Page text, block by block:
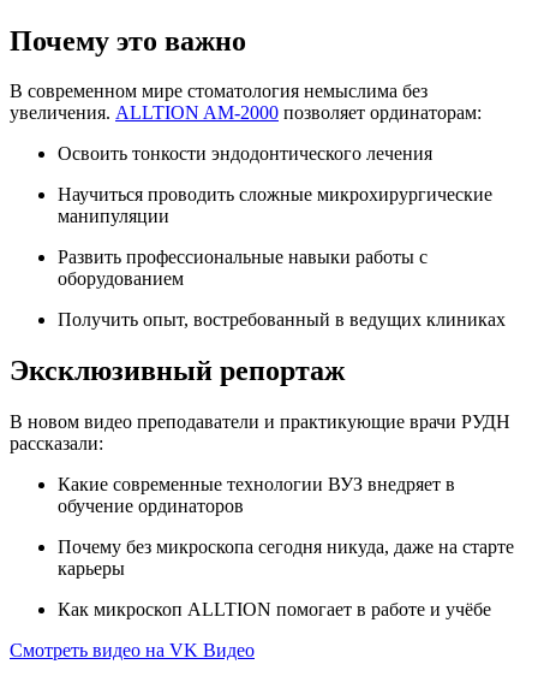
Почему это важно
В современном мире стоматология немыслима без
увеличения. ALLTION AM-2000 позволяет ординаторам:
Освоить тонкости эндодонтического лечения
Научиться проводить сложные микрохирургические
манипуляции
Развить профессиональные навыки работы с
оборудованием
Получить опыт, востребованный в ведущих клиниках
Эксклюзивный репортаж
В новом видео преподаватели и практикующие врачи РУДН
рассказали:
Какие современные технологии ВУЗ внедряет в
обучение ординаторов
Почему без микроскопа сегодня никуда, даже на старте
карьеры
Как микроскоп ALLTION помогает в работе и учёбе
Смотреть видео на VK Видео